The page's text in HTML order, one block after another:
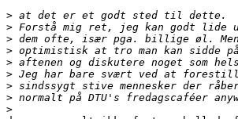
>
>
>
>
>
>
>
>
>